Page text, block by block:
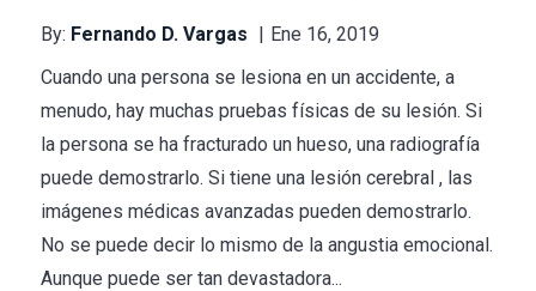
By: Fernando D. Vargas
Ene 16, 2019
Cuando una persona se lesiona en un accidente, a
menudo, hay muchas pruebas físicas de su lesión. Si
la persona se ha fracturado un hueso, una radiografía
puede demostrarlo. Si tiene una lesión cerebral , las
imágenes médicas avanzadas pueden demostrarlo.
No se puede decir lo mismo de la angustia emocional.
Aunque puede ser tan devastadora...